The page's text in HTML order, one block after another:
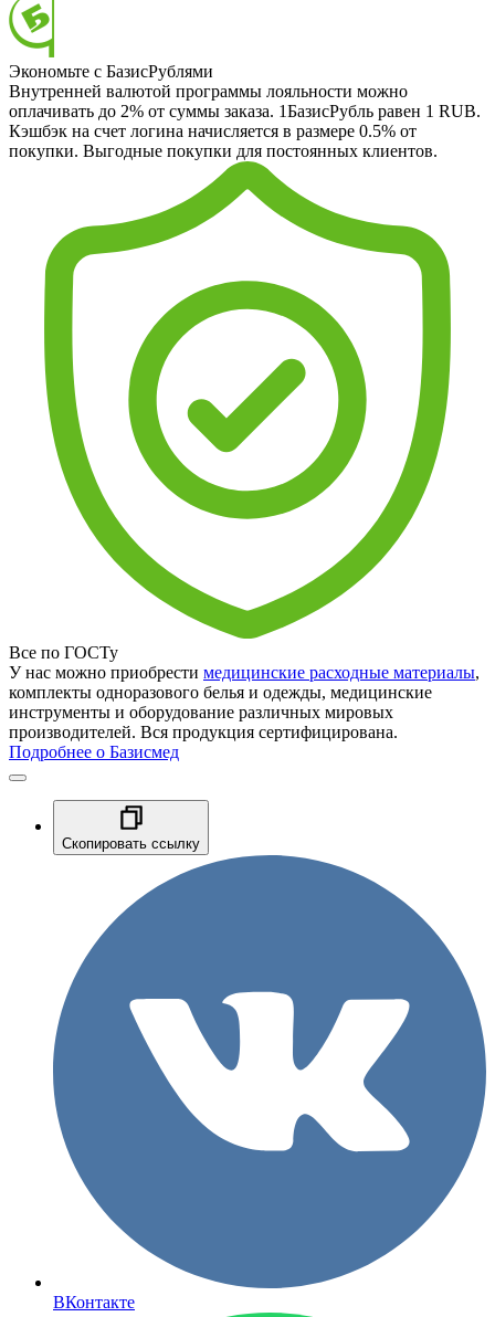
Экономьте с БазисРублями
Внутренней валютой программы лояльности можно
оплачивать до 2% от суммы заказа. 1БазисРубль равен 1 RUB.
Кэшбэк на счет логина начисляется в размере 0.5% от
покупки. Выгодные покупки для постоянных клиентов.
Все по ГОСТу
У нас можно приобрести медицинские расходные материалы,
комплекты одноразового белья и одежды, медицинские
инструменты и оборудование различных мировых
производителей. Вся продукция сертифицирована.
Подробнее о Базисмед
Скопировать ссылку
ВКонтакте